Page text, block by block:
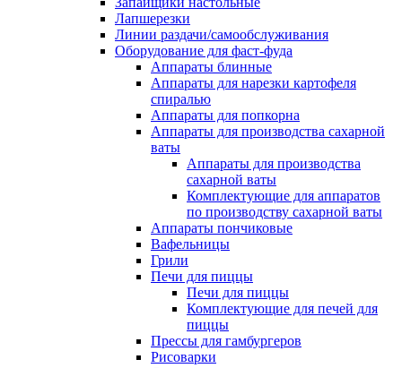
Лапшерезки
Линии раздачи/самообслуживания
Оборудование для фаст-фуда
Аппараты блинные
Аппараты для нарезки картофеля
спиралью
Аппараты для попкорна
Аппараты для производства сахарной
ваты
Аппараты для производства
сахарной ваты
Комплектующие для аппаратов
по производству сахарной ваты
Аппараты пончиковые
Вафельницы
Грили
Печи для пиццы
Печи для пиццы
Комплектующие для печей для
пиццы
Прессы для гамбургеров
Рисоварки